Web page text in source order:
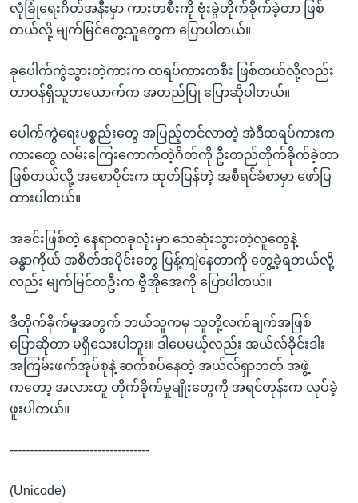
လုံခြုံရေးဂိတ်အနီးမှာ ကားတစီးကို ဗုံးခွဲတိုက်ခိုက်ခဲ့တာ ဖြစ်
တယ်လို့ မျက်မြင်တွေ့သူတွေက ပြောပါတယ်။
ခုပေါက်ကွဲသွားတဲ့ကားက ထရပ်ကားတစီး ဖြစ်တယ်လို့လည်း
တာဝန်ရှိသူတယောက်က အတည်ပြု ပြောဆိုပါတယ်။
ပေါက်ကွဲရေးပစ္စည်းတွေ အပြည့်တင်လာတဲ့ အဲဒီထရပ်ကားက
ကားတွေ လမ်းကြေးကောက်တဲ့ဂိတ်ကို ဦးတည်တိုက်ခိုက်ခဲ့တာ
ဖြစ်တယ်လို့ အစောပိုင်းက ထုတ်ပြန်တဲ့ အစီရင်ခံစာမှာ ဖော်ပြ
ထားပါတယ်။
အခင်းဖြစ်တဲ့ နေရာတခုလုံးမှာ သေဆုံးသွားတဲ့လူတွေနဲ့
ခန္ဓာကိုယ် အစိတ်အပိုင်းတွေ ပြန့်ကျဲနေတာကို တွေ့ခဲ့ရတယ်လို့
လည်း မျက်မြင်တဦးက ဗွီအိုအေကို ပြောပါတယ်။
ဒီတိုက်ခိုက်မှုအတွက် ဘယ်သူကမှ သူတို့လက်ချက်အဖြစ်
ပြောဆိုတာ မရှိသေးပါဘူး။ ဒါပေမယ့်လည်း အယ်လ်ခိုင်းဒါး
အကြမ်းဖက်အုပ်စုနဲ့ ဆက်စပ်နေတဲ့ အယ်လ်ရှာဘတ် အဖွဲ့
ကတော့ အလားတူ တိုက်ခိုက်မှုမျိုးတွေကို အရင်တုန်းက လုပ်ခဲ့
ဖူးပါတယ်။
-----------------------------------
(Unicode)